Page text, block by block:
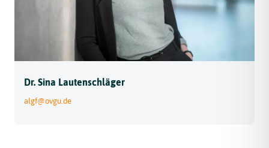
Dr. Sina Lautenschläger
algf@ovgu.de